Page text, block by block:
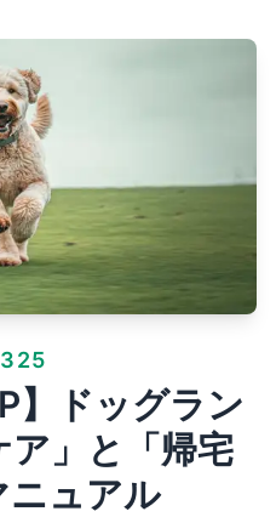
】ドッグラン
」と「帰宅
ニュアル